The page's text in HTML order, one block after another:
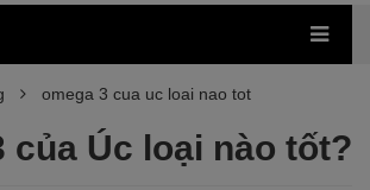
omega 3 cua uc loai nao tot
của Úc loại nào tốt?